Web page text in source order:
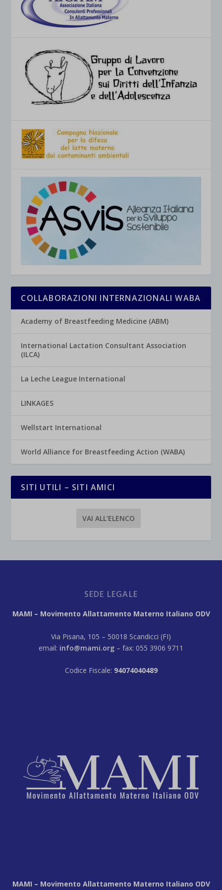
COLLABORAZIONI INTERNAZIONALI WABA
Academy of Breastfeeding Medicine (ABM)
International Lactation Consultant Association
(ILCA)
La Leche League International
LINKAGES
Wellstart International
World Alliance for Breastfeeding Action (WABA)
SITI UTILI – SITI AMICI
VAI ALL’ELENCO
SEDE LEGALE
MAMI – Movimento Allattamento Materno Italiano ODV
Via Pisana, 105 – 50018 Scandicci (FI)
email: info@mami.org – fax: 055 3906 9711
Codice Fiscale: 94074040489
MAMI – Movimento Allattamento Materno Italiano ODV